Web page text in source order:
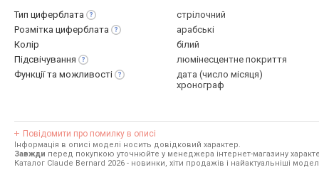
Тип циферблата
стрілочний
Розмітка циферблата
арабські
Колір
білий
Підсвічування
люмінесцентне покриття
Функції та можливості
дата (число місяця)
хронограф
Повідомити про помилку в описі
Інформація в описі моделі носить довідковий характер.
Завжди перед покупкою уточнюйте у менеджера інтернет-магазину
Каталог Claude Bernard 2026 - новинки, хіти продажів і найактуальніші